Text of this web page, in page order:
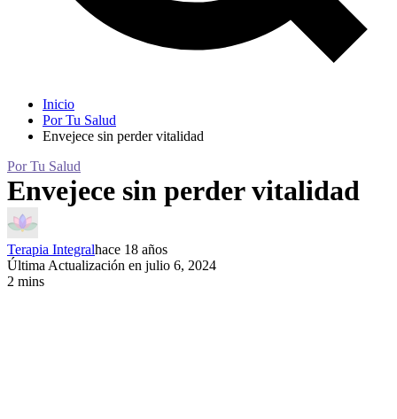
Inicio
Por Tu Salud
Envejece sin perder vitalidad
Por Tu Salud
Envejece sin perder vitalidad
Terapia Integralhace 18 años
Última Actualización en julio 6, 2024
2 mins